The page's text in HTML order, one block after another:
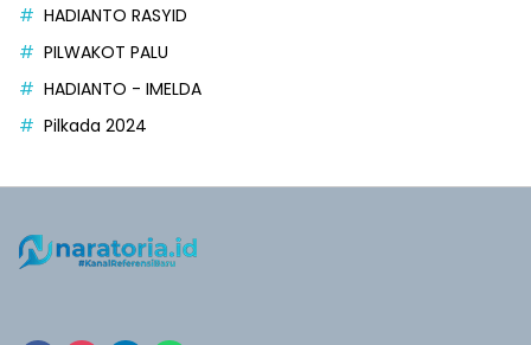
HADIANTO RASYID
PILWAKOT PALU
HADIANTO - IMELDA
Pilkada 2024